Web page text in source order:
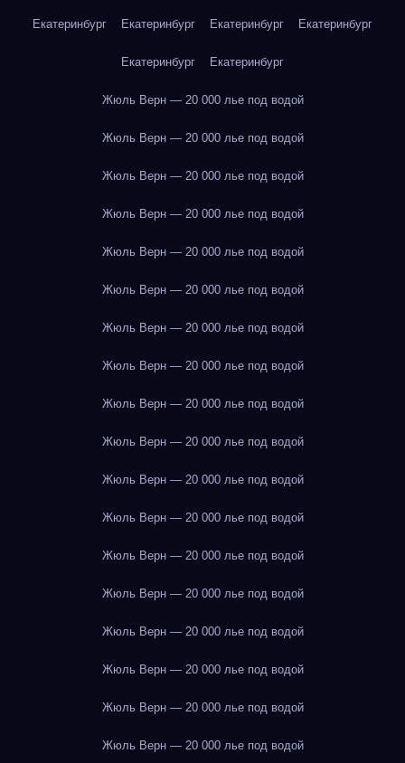
Екатеринбург Екатеринбург Екатеринбург Екатеринбург
Екатеринбург Екатеринбург
Жюль Верн — 20 000 лье под водой
Жюль Верн — 20 000 лье под водой
Жюль Верн — 20 000 лье под водой
Жюль Верн — 20 000 лье под водой
Жюль Верн — 20 000 лье под водой
Жюль Верн — 20 000 лье под водой
Жюль Верн — 20 000 лье под водой
Жюль Верн — 20 000 лье под водой
Жюль Верн — 20 000 лье под водой
Жюль Верн — 20 000 лье под водой
Жюль Верн — 20 000 лье под водой
Жюль Верн — 20 000 лье под водой
Жюль Верн — 20 000 лье под водой
Жюль Верн — 20 000 лье под водой
Жюль Верн — 20 000 лье под водой
Жюль Верн — 20 000 лье под водой
Жюль Верн — 20 000 лье под водой
Жюль Верн — 20 000 лье под водой